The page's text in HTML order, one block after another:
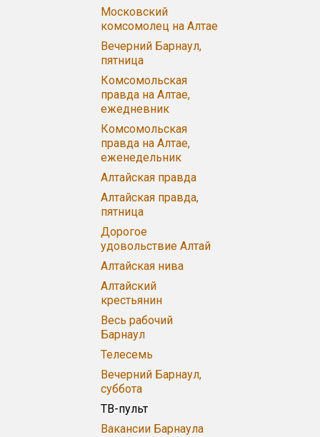
Московский
комсомолец на Алтае
Вечерний Барнаул,
пятница
Комсомольская
правда на Алтае,
ежедневник
Комсомольская
правда на Алтае,
еженедельник
Алтайская правда
Алтайская правда,
пятница
Дорогое
удовольствие Алтай
Алтайская нива
Алтайский
крестьянин
Весь рабочий
Барнаул
Телесемь
Вечерний Барнаул,
суббота
ТВ-пульт
Вакансии Барнаула